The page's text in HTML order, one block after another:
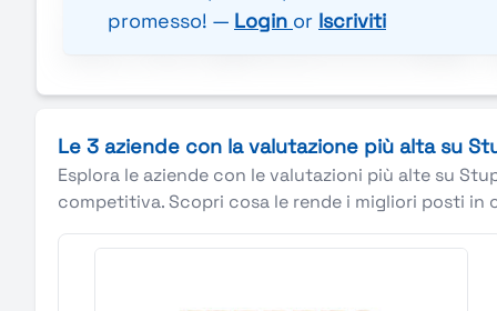
di pausa. Richiesta disponibilità occasionale nei
promesso! — Login or Iscriviti
Le 3 aziende con la valutazione più alta su
Esplora le aziende con le valutazioni più alte su
competitiva. Scopri cosa le rende i migliori posti in